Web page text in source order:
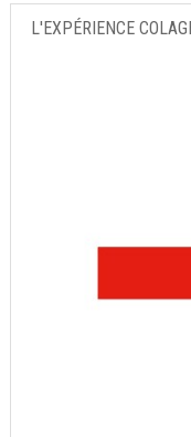
L'EXPÉRIENCE